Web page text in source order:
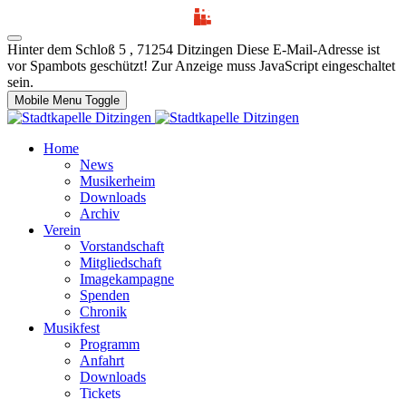
Hinter dem Schloß 5 , 71254 Ditzingen Diese E-Mail-Adresse ist
vor Spambots geschützt! Zur Anzeige muss JavaScript eingeschaltet
sein.
Mobile Menu Toggle
Home
News
Musikerheim
Downloads
Archiv
Verein
Vorstandschaft
Mitgliedschaft
Imagekampagne
Spenden
Chronik
Musikfest
Programm
Anfahrt
Downloads
Tickets